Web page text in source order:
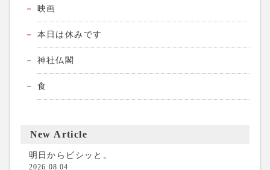
映画
本日は休みです
神社仏閣
食
New Article
明日からビシッと。
2026.08.04